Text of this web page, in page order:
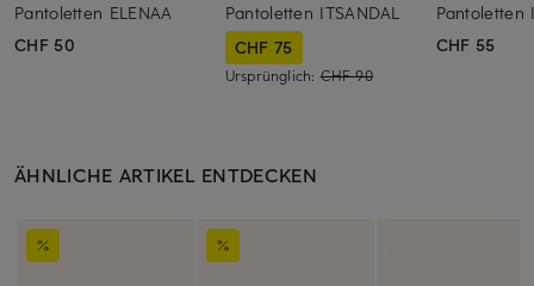
Pantoletten ELENAA
CHF 50
Pantoletten ITSANDAL
CHF 75
Ursprünglich:CHF 90
Pantoletten
CHF 55
ÄHNLICHE ARTIKEL ENTDECKEN